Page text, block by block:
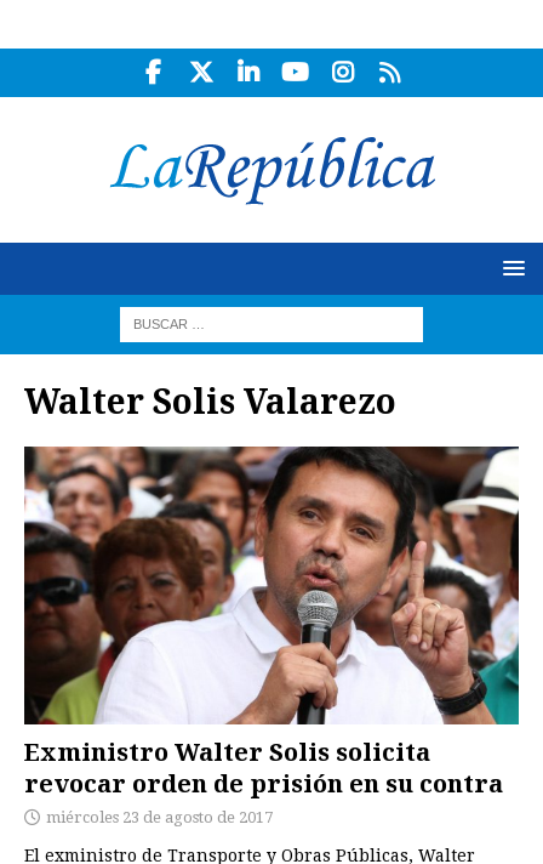
Walter Solis Valarezo
Exministro Walter Solis solicita
revocar orden de prisión en su contra
miércoles 23 de agosto de 2017
El exministro de Transporte y Obras Públicas, Walter